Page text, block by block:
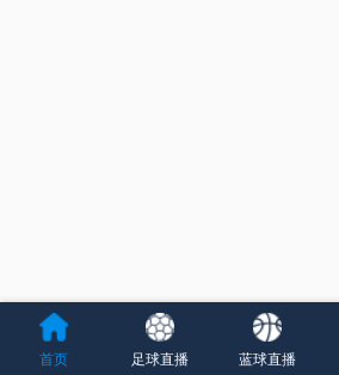
首页 足球直播 蓝球直播